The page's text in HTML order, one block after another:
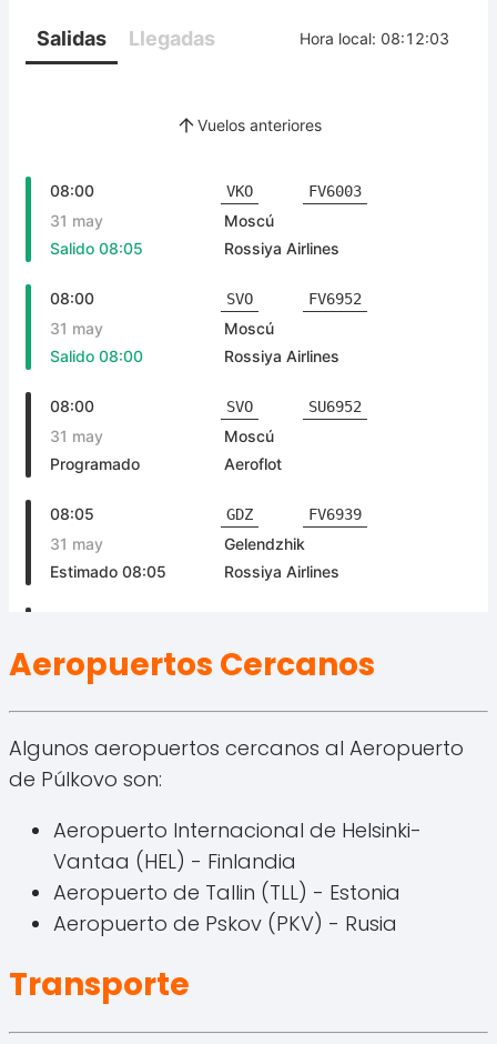
Aeropuertos Cercanos
Algunos aeropuertos cercanos al Aeropuerto
de Púlkovo son:
Aeropuerto Internacional de Helsinki-
Vantaa (HEL) - Finlandia
Aeropuerto de Tallin (TLL) - Estonia
Aeropuerto de Pskov (PKV) - Rusia
Transporte